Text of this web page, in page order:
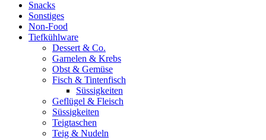
Snacks
Sonstiges
Non-Food
Tiefkühlware
Dessert & Co.
Garnelen & Krebs
Obst & Gemüse
Fisch & Tintenfisch
Süssigkeiten
Geflügel & Fleisch
Süssigkeiten
Teigtaschen
Teig & Nudeln